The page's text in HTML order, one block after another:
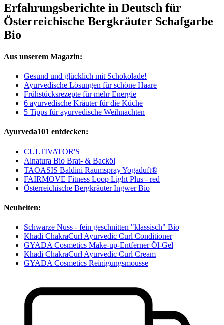
Erfahrungsberichte in Deutsch für
Österreichische Bergkräuter Schafgarbe
Bio
Aus unserem Magazin:
Gesund und glücklich mit Schokolade!
Ayurvedische Lösungen für schöne Haare
Frühstücksrezepte für mehr Energie
6 ayurvedische Kräuter für die Küche
5 Tipps für ayurvedische Weihnachten
Ayurveda101 entdecken:
CULTIVATOR'S
Alnatura Bio Brat- & Backöl
TAOASIS Baldini Raumspray Yogaduft®
FAIRMOVE Fitness Loop Light Plus - red
Österreichische Bergkräuter Ingwer Bio
Neuheiten:
Schwarze Nuss - fein geschnitten "klassisch" Bio
Khadi ChakraCurl Ayurvedic Curl Conditioner
GYADA Cosmetics Make-up-Entferner Öl-Gel
Khadi ChakraCurl Ayurvedic Curl Cream
GYADA Cosmetics Reinigungsmousse